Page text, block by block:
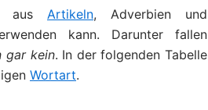
aus Artikeln, Adverbien und
kann. Darunter fallen
gar kein. In der folgenden Tabelle
Wortart.